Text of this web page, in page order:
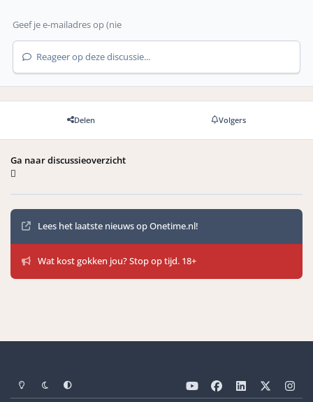
Reageer op deze discussie...
Delen Volgers
Ga naar discussieoverzicht
Mededelingen
Lees het laatste nieuws op Onetime.nl!
Wat kost gokken jou? Stop op tijd. 18+
Light ModeDark ModeSysteemvoorkeuren
o
a
i
n